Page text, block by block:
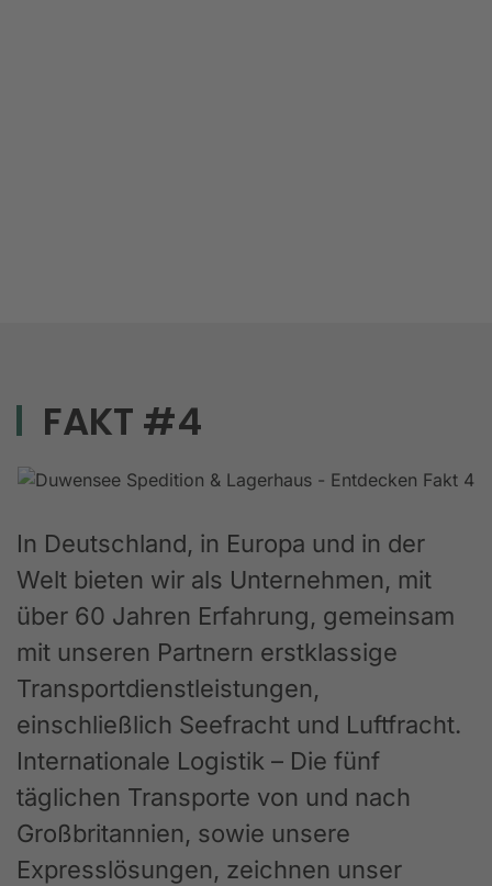
FAKT #4
In Deutschland, in Europa und in der
Welt bieten wir als Unternehmen, mit
über 60 Jahren Erfahrung, gemeinsam
mit unseren Partnern erstklassige
Transportdienstleistungen,
einschließlich Seefracht und Luftfracht.
Internationale Logistik – Die fünf
täglichen Transporte von und nach
Großbritannien, sowie unsere
Expresslösungen, zeichnen unser